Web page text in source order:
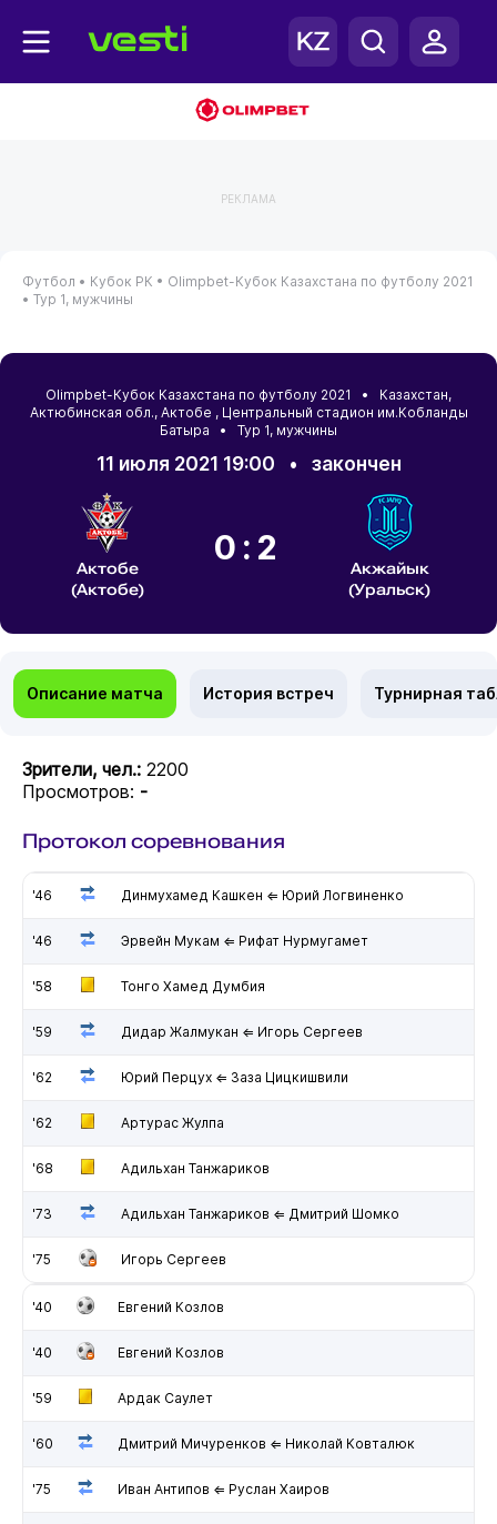
РЕКЛАМА
Футбол • Кубок РК • Olimpbet-Кубок Казахстана по футболу 2021
• Тур 1, мужчины
Olimpbet-Кубок Казахстана по футболу 2021 • Казахстан,
Актюбинская обл., Актобе , Центральный стадион им.Кобланды
Батыра • Тур 1, мужчины
11 июля 2021 19:00 • закончен
Актобе
(Актобе)
0:2
Акжайык
(Уральск)
Описание матча История встреч Турнирная
Зрители, чел.: 2200
Просмотров: -
Протокол соревнования
'46 Динмухамед Кашкен ⇐ Юрий Логвиненко
'46 Эрвейн Мукам ⇐ Рифат Нурмугамет
'58 Тонго Хамед Думбия
'59 Дидар Жалмукан ⇐ Игорь Сергеев
'62 Юрий Перцух ⇐ Заза Цицкишвили
'62 Артурас Жулпа
'68 Адильхан Танжариков
'73 Адильхан Танжариков ⇐ Дмитрий Шомко
'75 Игорь Сергеев
'40 Евгений Козлов
'40 Евгений Козлов
'59 Ардак Саулет
'60 Дмитрий Мичуренков ⇐ Николай Ковталюк
'75 Иван Антипов ⇐ Руслан Хаиров